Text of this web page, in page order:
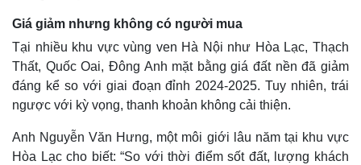
Giá giảm nhưng không có người mua
Tại nhiều khu vực vùng ven Hà Nội như Hòa Lạc, Thạch
Thất, Quốc Oai, Đông Anh mặt bằng giá đất nền đã giảm
đáng kể so với giai đoạn đỉnh 2024-2025. Tuy nhiên, trái
ngược với kỳ vọng, thanh khoản không cải thiện.
Anh Nguyễn Văn Hưng, một môi giới lâu năm tại khu vực
Hòa Lạc cho biết: “So với thời điểm sốt đất, lượng khách